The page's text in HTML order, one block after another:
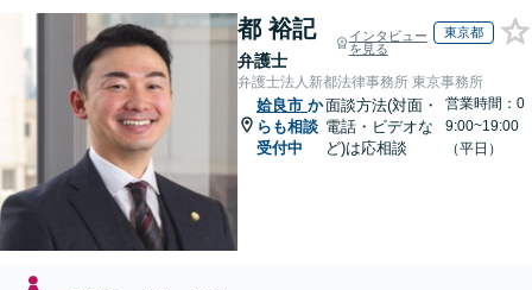
都 裕記
弁護士
インタビュー
を見る
東京都
弁護士法人新都法律事務所 東京事務所
姶良市 か
らも相談
受付中
面談方法(対面・
電話・ビデオな
ど)は応相談
営業時間：0
9:00~19:00
（平日）